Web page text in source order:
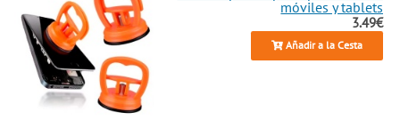
móviles y tablets
3.49€
Añadir a la Cesta